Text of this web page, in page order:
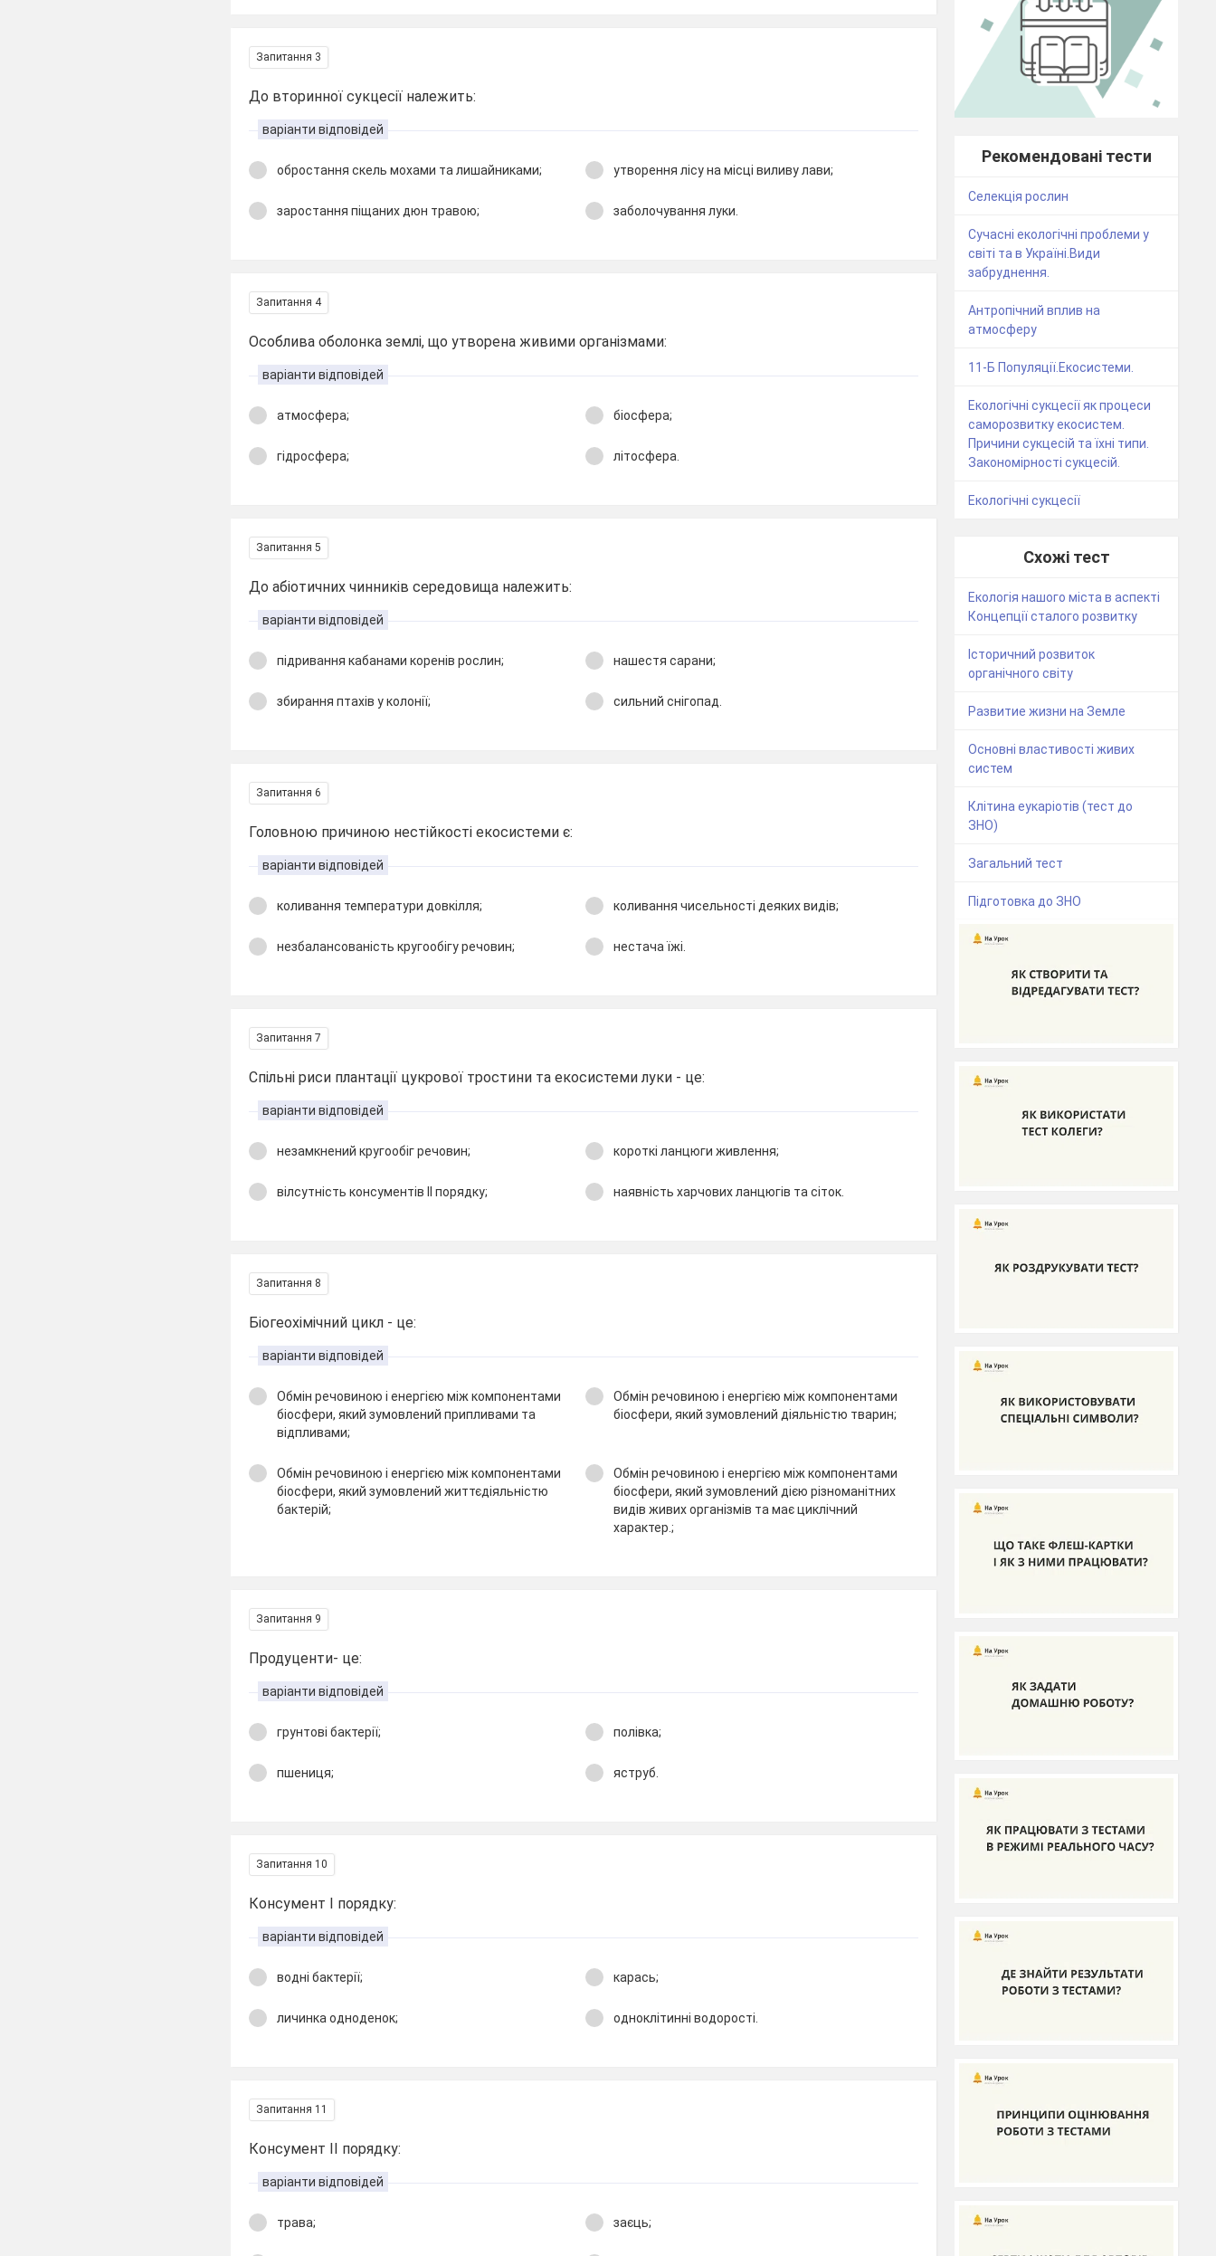
Запитання 3
До вторинної сукцесії належить:
варіанти відповідей
обростання скель мохами та лишайниками; утворення лісу на місці виливу лави;
заростання піщаних дюн травою; заболочування луки.
Запитання 4
Особлива оболонка землі, що утворена живими організмами:
варіанти відповідей
атмосфера; біосфера;
гідросфера; літосфера.
Запитання 5
До абіотичних чинників середовища належить:
варіанти відповідей
підривання кабанами коренів рослин; нашестя сарани;
збирання птахів у колонії; сильний снігопад.
Запитання 6
Головною причиною нестійкості екосистеми є:
варіанти відповідей
коливання температури довкілля; коливання чисельності деяких видів;
незбалансованість кругообігу речовин; нестача їжі.
Запитання 7
Спільні риси плантації цукрової тростини та екосистеми луки - це:
варіанти відповідей
незамкнений кругообіг речовин; короткі ланцюги живлення;
вілсутність консументів ІІ порядку; наявність харчових ланцюгів та сіток.
Запитання 8
Біогеохімічний цикл - це:
варіанти відповідей
Обмін речовиною і енергією між компонентами
біосфери, який зумовлений припливами та
відпливами;
Обмін речовиною і енергією між компонентами
біосфери, який зумовлений діяльністю тварин;
Обмін речовиною і енергією між компонентами
біосфери, який зумовлений життєдіяльністю
бактерій;
Обмін речовиною і енергією між компонентами
біосфери, який зумовлений дією різноманітних
видів живих організмів та має циклічний
характер.;
Запитання 9
Продуценти- це:
варіанти відповідей
грунтові бактерії; полівка;
пшениця; яструб.
Запитання 10
Консумент І порядку:
варіанти відповідей
водні бактерії; карась;
личинка одноденок; одноклітинні водорості.
Запитання 11
Консумент ІІ порядку:
варіанти відповідей
трава; заєць;
Рекомендовані тести
Селекція рослин
Сучасні екологічні проблеми у
світі та в Україні.Види
забруднення.
Антропічний вплив на
атмосферу
11-Б Популяції.Екосистеми.
Екологічні сукцесії як процеси
саморозвитку екосистем.
Причини сукцесій та їхні типи.
Закономірності сукцесій.
Екологічні сукцесії
Схожі тест
Екологія нашого міста в аспекті
Концепції сталого розвитку
Історичний розвиток
органічного світу
Развитие жизни на Земле
Основні властивості живих
систем
Клітина еукаріотів (тест до
ЗНО)
Загальний тест
Підготовка до ЗНО